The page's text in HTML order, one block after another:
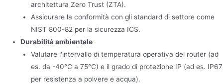
architettura Zero Trust (ZTA).
Assicurare la conformità con gli standard di settore come
NIST 800-82 per la sicurezza ICS.
Durabilità ambientale
Valutare l'intervallo di temperatura operativa del router (ad
es. da -40°C a 75°C) e il grado di protezione IP (ad es. IP67
per resistenza a polvere e acqua).